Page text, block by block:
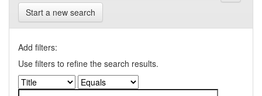
Start a new search
Add filters:
Use filters to refine the search results.